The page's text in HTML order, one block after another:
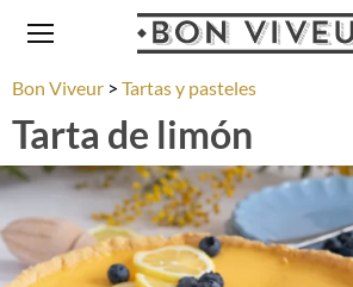
Bon Viveur Tartas y pasteles
Tarta de limón